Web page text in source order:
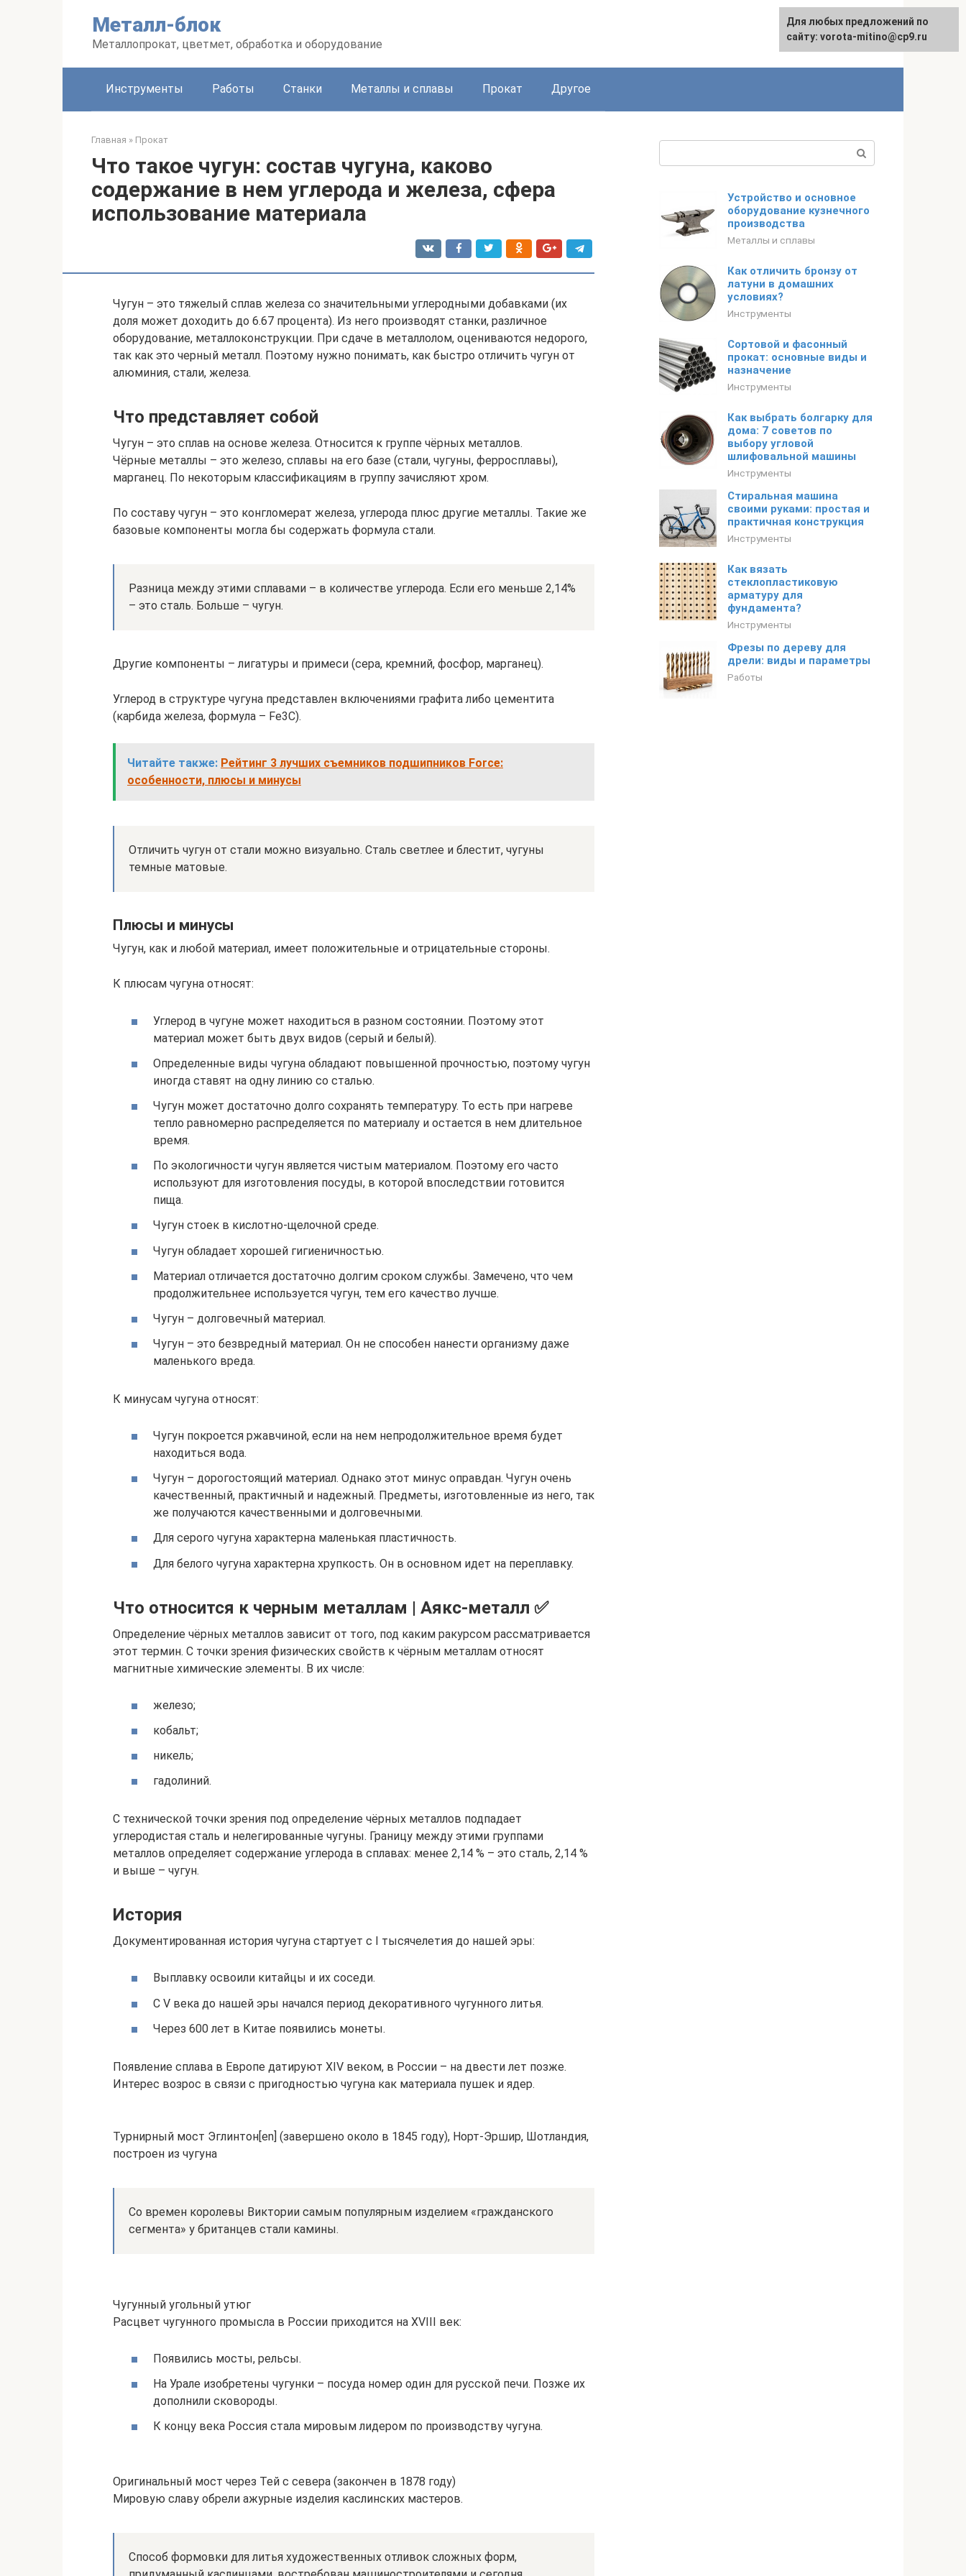
Металл-блок
Металлопрокат, цветмет, обработка и оборудование
Инструменты Работы Станки Металлы и сплавы Прокат Другое
Главная » Прокат
Что такое чугун: состав чугуна, каково
содержание в нем углерода и железа, сфера
использование материала
Чугун – это тяжелый сплав железа со значительными углеродными добавками (их
доля может доходить до 6.67 процента). Из него производят станки, различное
оборудование, металлоконструкции. При сдаче в металлолом, оцениваются недорого,
так как это черный металл. Поэтому нужно понимать, как быстро отличить чугун от
алюминия, стали, железа.
Что представляет собой
Чугун – это сплав на основе железа. Относится к группе чёрных металлов.
Чёрные металлы – это железо, сплавы на его базе (стали, чугуны, ферросплавы),
марганец. По некоторым классификациям в группу зачисляют хром.
По составу чугун – это конгломерат железа, углерода плюс другие металлы. Такие же
базовые компоненты могла бы содержать формула стали.
Разница между этими сплавами – в количестве углерода. Если его меньше 2,14%
– это сталь. Больше – чугун.
Другие компоненты – лигатуры и примеси (сера, кремний, фосфор, марганец).
Углерод в структуре чугуна представлен включениями графита либо цементита
(карбида железа, формула – Fe3C).
Читайте также: Рейтинг 3 лучших съемников подшипников Force:
особенности, плюсы и минусы
Отличить чугун от стали можно визуально. Сталь светлее и блестит, чугуны
темные матовые.
Плюсы и минусы
Чугун, как и любой материал, имеет положительные и отрицательные стороны.
К плюсам чугуна относят:
Углерод в чугуне может находиться в разном состоянии. Поэтому этот
материал может быть двух видов (серый и белый).
Определенные виды чугуна обладают повышенной прочностью, поэтому чугун
иногда ставят на одну линию со сталью.
Чугун может достаточно долго сохранять температуру. То есть при нагреве
тепло равномерно распределяется по материалу и остается в нем длительное
время.
По экологичности чугун является чистым материалом. Поэтому его часто
используют для изготовления посуды, в которой впоследствии готовится
пища.
Чугун стоек в кислотно-щелочной среде.
Чугун обладает хорошей гигиеничностью.
Материал отличается достаточно долгим сроком службы. Замечено, что чем
продолжительнее используется чугун, тем его качество лучше.
Чугун – долговечный материал.
Чугун – это безвредный материал. Он не способен нанести организму даже
маленького вреда.
К минусам чугуна относят:
Чугун покроется ржавчиной, если на нем непродолжительное время будет
находиться вода.
Чугун – дорогостоящий материал. Однако этот минус оправдан. Чугун очень
качественный, практичный и надежный. Предметы, изготовленные из него, так
же получаются качественными и долговечными.
Для серого чугуна характерна маленькая пластичность.
Для белого чугуна характерна хрупкость. Он в основном идет на переплавку.
Что относится к черным металлам | Аякс-металл ✅
Определение чёрных металлов зависит от того, под каким ракурсом рассматривается
этот термин. С точки зрения физических свойств к чёрным металлам относят
магнитные химические элементы. В их числе:
железо;
кобальт;
никель;
гадолиний.
С технической точки зрения под определение чёрных металлов подпадает
углеродистая сталь и нелегированные чугуны. Границу между этими группами
металлов определяет содержание углерода в сплавах: менее 2,14 % – это сталь, 2,14 %
и выше – чугун.
История
Документированная история чугуна стартует с I тысячелетия до нашей эры:
Выплавку освоили китайцы и их соседи.
С V века до нашей эры начался период декоративного чугунного литья.
Через 600 лет в Китае появились монеты.
Появление сплава в Европе датируют XIV веком, в России – на двести лет позже.
Интерес возрос в связи с пригодностью чугуна как материала пушек и ядер.
Турнирный мост Эглинтон[en] (завершено около в 1845 году), Норт-Эршир, Шотландия,
построен из чугуна
Со времен королевы Виктории самым популярным изделием «гражданского
сегмента» у британцев стали камины.
Чугунный угольный утюг
Расцвет чугунного промысла в России приходится на XVIII век:
Появились мосты, рельсы.
На Урале изобретены чугунки – посуда номер один для русской печи. Позже их
дополнили сковороды.
К концу века Россия стала мировым лидером по производству чугуна.
Оригинальный мост через Тей с севера (закончен в 1878 году)
Мировую славу обрели ажурные изделия каслинских мастеров.
Способ формовки для литья художественных отливок сложных форм,
Устройство и основное
оборудование кузнечного
производства
Металлы и сплавы
Как отличить бронзу от
латуни в домашних
условиях?
Инструменты
Сортовой и фасонный
прокат: основные виды и
назначение
Инструменты
Как выбрать болгарку для
дома: 7 советов по
выбору угловой
шлифовальной машины
Инструменты
Стиральная машина
своими руками: простая и
практичная конструкция
Инструменты
Как вязать
стеклопластиковую
арматуру для
фундамента?
Инструменты
Фрезы по дереву для
дрели: виды и параметры
Работы
Для любых предложений по
сайту: vorota-mitino@cp9.ru